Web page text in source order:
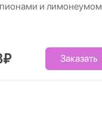
пионами и лимонеумом
Заказать